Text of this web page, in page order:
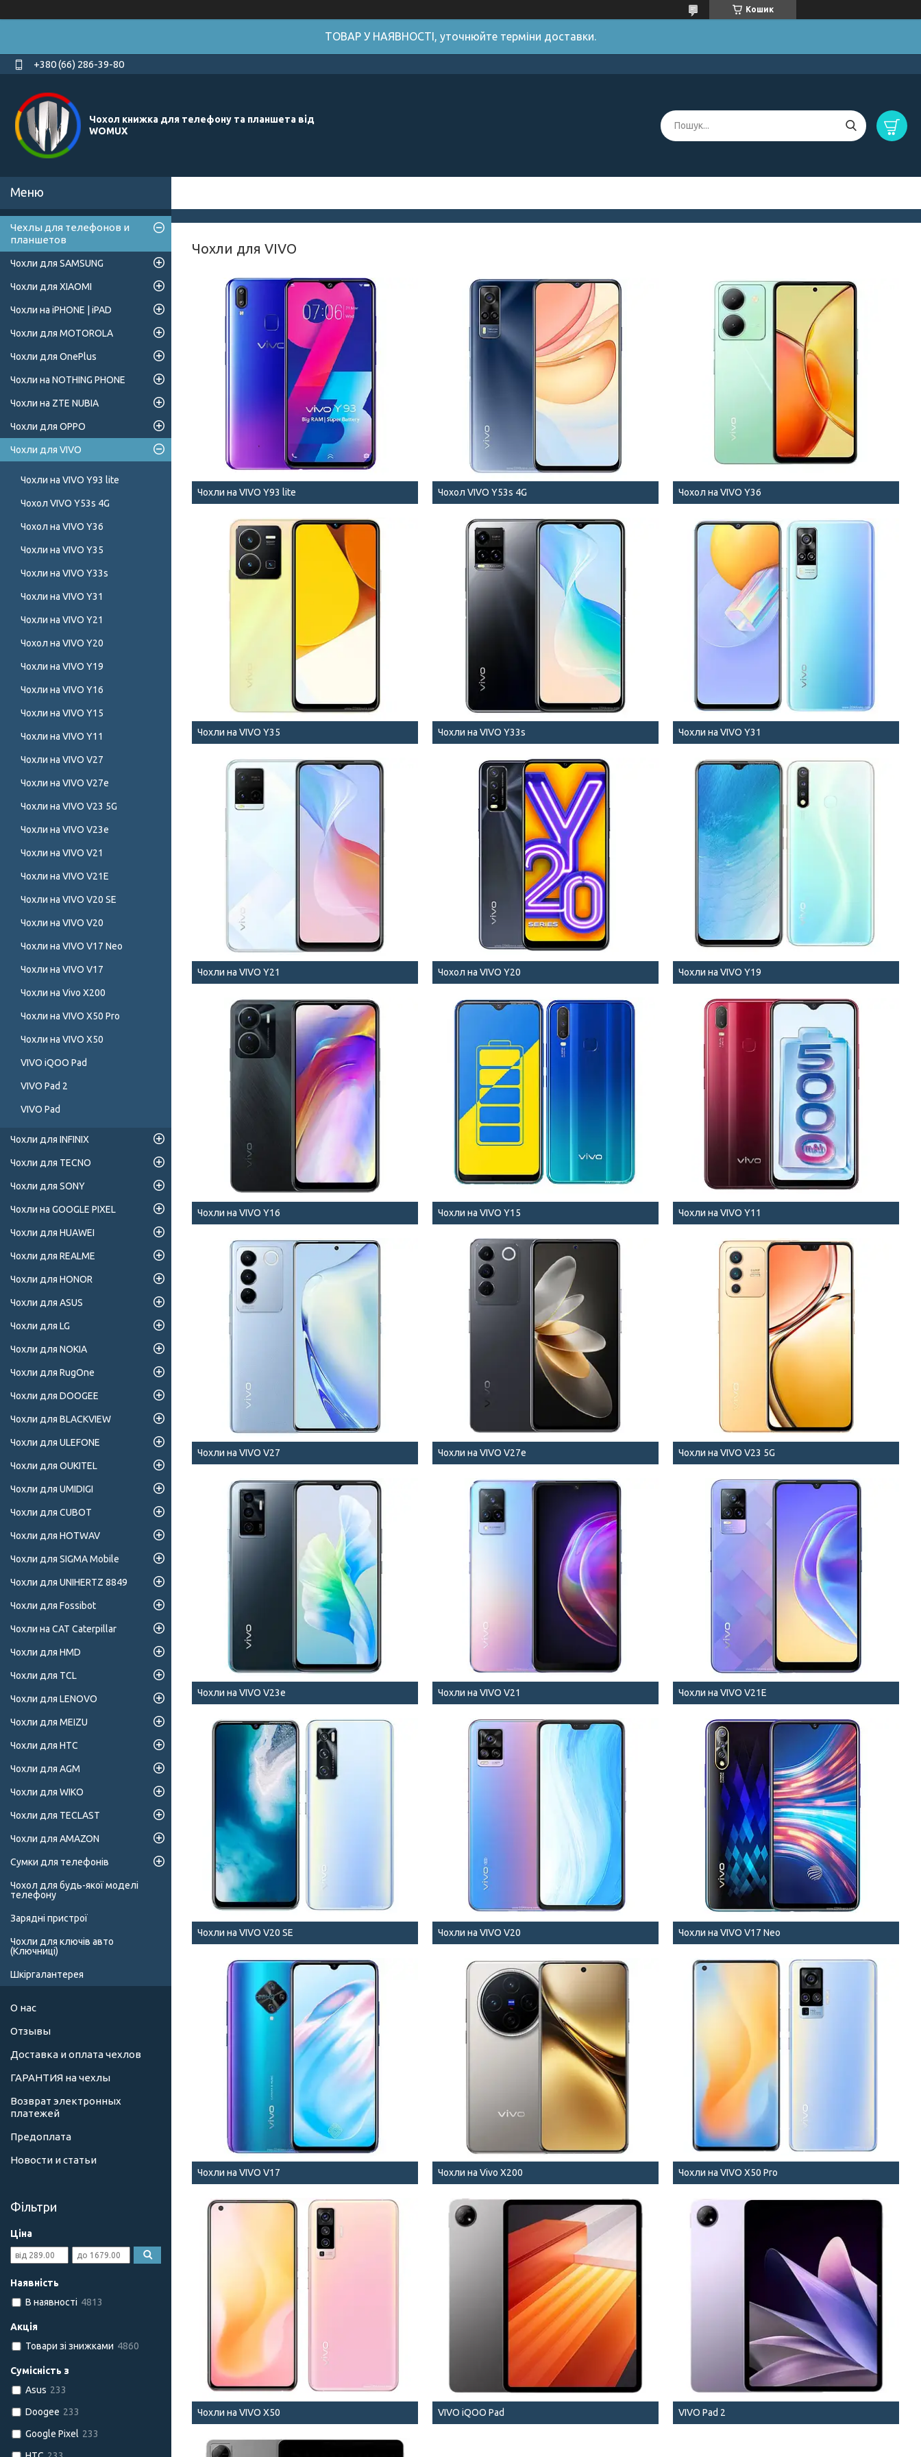
Кошик
ТОВАР У НАЯВНОСТІ, уточнюйте терміни доставки.
+380 (66) 286-39-80
Чохол книжка для телефону та планшета від
WOMUX
Чохли для VIVO
Чохли на VIVO Y93 lite Чохол VIVO Y53s 4G Чохол на VIVO Y36
Чохли на VIVO Y35 Чохли на VIVO Y33s Чохли на VIVO Y31
Чохли на VIVO Y21 Чохол на VIVO Y20 Чохли на VIVO Y19
Чохли на VIVO Y16 Чохли на VIVO Y15 Чохли на VIVO Y11
Чохли на VIVO V27 Чохли на VIVO V27e Чохли на VIVO V23 5G
Чохли на VIVO V23e Чохли на VIVO V21 Чохли на VIVO V21E
Чохли на VIVO V20 SE Чохли на VIVO V20 Чохли на VIVO V17 Neo
Чохли на VIVO V17 Чохли на Vivo X200 Чохли на VIVO X50 Pro
Чохли на VIVO X50 VIVO iQOO Pad VIVO Pad 2
Чехлы для телефонов и
планшетов
Чохли для SAMSUNG
Чохли для XIAOMI
Чохли на iPHONE | iPAD
Чохли для MOTOROLA
Чохли для OnePlus
Чохли на NOTHING PHONE
Чохли на ZTE NUBIA
Чохли для OPPO
Чохли для VIVO
Чохли на VIVO Y93 lite
Чохол VIVO Y53s 4G
Чохол на VIVO Y36
Чохли на VIVO Y35
Чохли на VIVO Y33s
Чохли на VIVO Y31
Чохли на VIVO Y21
Чохол на VIVO Y20
Чохли на VIVO Y19
Чохли на VIVO Y16
Чохли на VIVO Y15
Чохли на VIVO Y11
Чохли на VIVO V27
Чохли на VIVO V27e
Чохли на VIVO V23 5G
Чохли на VIVO V23e
Чохли на VIVO V21
Чохли на VIVO V21E
Чохли на VIVO V20 SE
Чохли на VIVO V20
Чохли на VIVO V17 Neo
Чохли на VIVO V17
Чохли на Vivo X200
Чохли на VIVO X50 Pro
Чохли на VIVO X50
VIVO iQOO Pad
VIVO Pad 2
VIVO Pad
Чохли для INFINIX
Чохли для TECNO
Чохли для SONY
Чохли на GOOGLE PIXEL
Чохли для HUAWEI
Чохли для REALME
Чохли для HONOR
Чохли для ASUS
Чохли для LG
Чохли для NOKIA
Чохли для RugOne
Чохли для DOOGEE
Чохли для BLACKVIEW
Чохли для ULEFONE
Чохли для OUKITEL
Чохли для UMIDIGI
Чохли для CUBOT
Чохли для HOTWAV
Чохли для SIGMA Mobile
Чохли для UNIHERTZ 8849
Чохли для Fossibot
Чохли на CAT Caterpillar
Чохли для HMD
Чохли для TCL
Чохли для LENOVO
Чохли для MEIZU
Чохли для HTC
Чохли для AGM
Чохли для WIKO
Чохли для TECLAST
Чохли для AMAZON
Сумки для телефонів
Чохол для будь-якої моделі
телефону
Зарядні пристрої
Чохли для ключів авто
(Ключниці)
Шкіргалантерея
О нас
Отзывы
Доставка и оплата чехлов
ГАРАНТИЯ на чехлы
Возврат электронных
платежей
Предоплата
Новости и статьи
Фільтри
Ціна
Наявність
В наявності 4813
Акція
Товари зі знижками 4860
Сумісність з
Asus 233
Doogee 233
Google Pixel 233